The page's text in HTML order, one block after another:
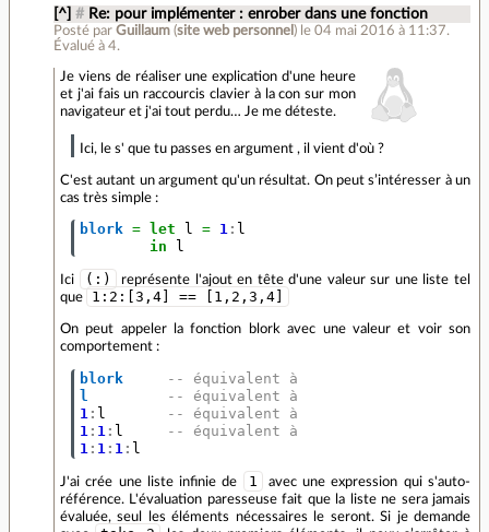
[^] # Re: pour implémenter : enrober dans une fonction
Posté par Guillaum(site web personnel ) le 04 mai 2016 à 11:37.
Évalué à 4.
Je viens de réaliser une explication d'une heure
et j'ai fais un raccourcis clavier à la con sur mon
navigateur et j'ai tout perdu… Je me déteste.
Ici, le s' que tu passes en argument , il vient d'où ?
C'est autant un argument qu'un résultat. On peut s’intéresser à un
cas très simple :
blork = let l = 1: l
in
l
Ici (:)
représente l'ajout en tête d'une valeur sur une liste tel
que
1:2:[3,4] == [1,2,3,4]
On peut appeler la fonction blork avec une valeur et voir son
comportement :
blork
-- équivalent à
l
-- équivalent à
1 : l
-- équivalent à
1 : 1 : l
-- équivalent à
1 : 1 : 1 : l
J'ai crée une liste infinie de 1
avec une expression qui s'auto-
référence. L'évaluation paresseuse fait que la liste ne sera jamais
évaluée, seul les éléments nécessaires le seront. Si je demande